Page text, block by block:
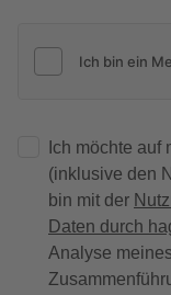
Ich möchte auf
(inklusive den
bin mit der
Daten durch
Analyse